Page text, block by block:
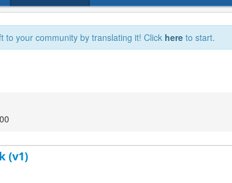
to your community by translating it! Click here to start.
(v1)